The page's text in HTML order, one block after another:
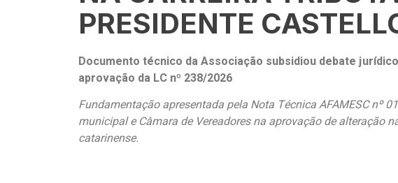
PRESIDENTE
Documento técnico da Associação subsidiou debate
aprovação da LC nº 238/2026
Fundamentação apresentada pela Nota Técnica AFAMESC nº
municipal e Câmara de Vereadores na aprovação de alteração
catarinense.